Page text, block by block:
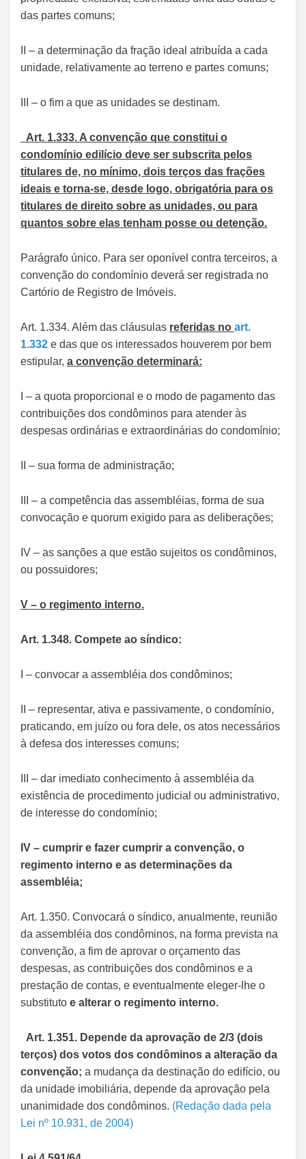
das partes comuns;
II – a determinação da fração ideal atribuída a cada
unidade, relativamente ao terreno e partes comuns;
III – o fim a que as unidades se destinam.
Art. 1.333. A convenção que constitui o
condomínio edilício deve ser subscrita pelos
titulares de, no mínimo, dois terços das frações
ideais e torna-se, desde logo, obrigatória para os
titulares de direito sobre as unidades, ou para
quantos sobre elas tenham posse ou detenção.
Parágrafo único. Para ser oponível contra terceiros, a
convenção do condomínio deverá ser registrada no
Cartório de Registro de Imóveis.
Art. 1.334. Além das cláusulas referidas no art.
1.332 e das que os interessados houverem por bem
estipular, a convenção determinará:
I – a quota proporcional e o modo de pagamento das
contribuições dos condôminos para atender às
despesas ordinárias e extraordinárias do condomínio;
II – sua forma de administração;
III – a competência das assembléias, forma de sua
convocação e quorum exigido para as deliberações;
IV – as sanções a que estão sujeitos os condôminos,
ou possuidores;
V – o regimento interno.
Art. 1.348. Compete ao síndico:
I – convocar a assembléia dos condôminos;
II – representar, ativa e passivamente, o condomínio,
praticando, em juízo ou fora dele, os atos necessários
à defesa dos interesses comuns;
III – dar imediato conhecimento à assembléia da
existência de procedimento judicial ou administrativo,
de interesse do condomínio;
IV – cumprir e fazer cumprir a convenção, o
regimento interno e as determinações da
assembléia;
Art. 1.350. Convocará o síndico, anualmente, reunião
da assembléia dos condôminos, na forma prevista na
convenção, a fim de aprovar o orçamento das
despesas, as contribuições dos condôminos e a
prestação de contas, e eventualmente eleger-lhe o
substituto e alterar o regimento interno.
Art. 1.351. Depende da aprovação de 2/3 (dois
terços) dos votos dos condôminos a alteração da
convenção; a mudança da destinação do edifício, ou
da unidade imobiliária, depende da aprovação pela
unanimidade dos condôminos. (Redação dada pela
Lei nº 10.931, de 2004)